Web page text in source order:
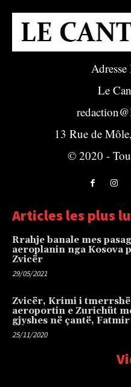
Le
13 Rue de
© 2020 -
Articles les plus
Rrahje banale mes
aeroplanin nga Kosova
Zvicër
29/05/2021
Zvicër, Krimi i
aeroportin e Zurichüt
gjyshes në çantë,
25/11/2020